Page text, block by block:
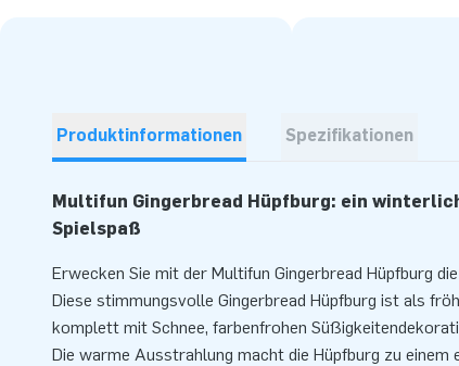
Produktinformationen Spezifikationen
Multifun Gingerbread Hüpfburg: ein
Spielspaß
Erwecken Sie mit der Multifun Gingerbread Hüpfburg
Diese stimmungsvolle Gingerbread Hüpfburg ist als
komplett mit Schnee, farbenfrohen
Die warme Ausstrahlung macht die Hüpfburg zu einem